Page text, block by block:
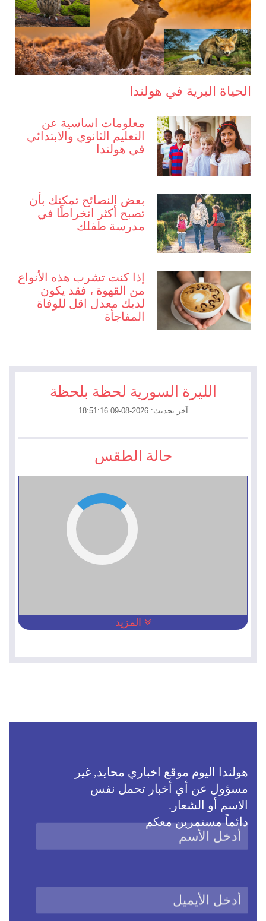
الحياة البرية في هولندا
معلومات اساسية عن
التعليم الثانوي والابتدائي
في هولندا
بعض النصائح تمكنك بأن
تصبح أكثر انخراطًا في
مدرسة طفلك
إذا كنت تشرب هذه الأنواع
من القهوة ، فقد يكون
لديك معدل اقل للوفاة
المفاجأة
الليرة السورية لحظة بلحظة
آخر تحديث: 2026-08-09 18:51:16
حالة الطقس
المزيد
هولندا اليوم موقع اخباري محايد, غير
مسؤول عن أي أخبار تحمل نفس
الاسم أو الشعار.
دائماً مستمرين معكم